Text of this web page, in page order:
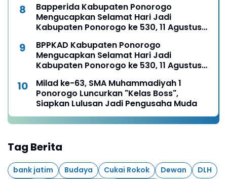
Bapperida Kabupaten Ponorogo
Mengucapkan Selamat Hari Jadi
Kabupaten Ponorogo ke 530, 11 Agustus
BPPKAD Kabupaten Ponorogo
Mengucapkan Selamat Hari Jadi
Kabupaten Ponorogo ke 530, 11 Agustus
Milad ke-63, SMA Muhammadiyah 1
Ponorogo Luncurkan "Kelas Boss",
Siapkan Lulusan Jadi Pengusaha Muda
Tag Berita
bank jatim Budaya Cukai Rokok Dewan
DLH